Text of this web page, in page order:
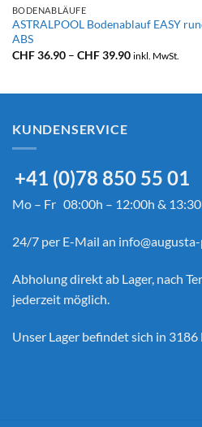
BODENABLÄUFE
ASTRALPOOL Bodenablauf EASY
ABS
CHF36.90 – CHF39.90Preisspanne:
inkl. MwSt.
KUNDENSERVICE
+41 (0)78 850 55 01
Mo – Fr 08:00h – 12:00h &
24/7 per E-Mail an
Abholung direkt ab Lager, nach
jederzeit möglich.
Unser Lager befindet sich in 3186